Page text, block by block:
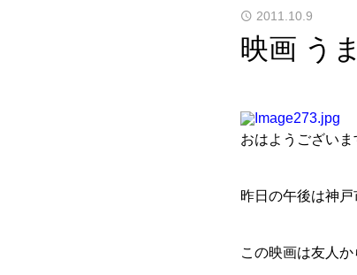
2011.10.9
映画 う
おはようございま
昨日の午後は神戸
この映画は友人